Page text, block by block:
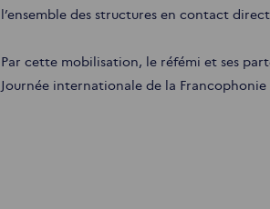
l’ensemble des structures en contact
Par cette mobilisation, le réfémi et ses
Journée internationale de la